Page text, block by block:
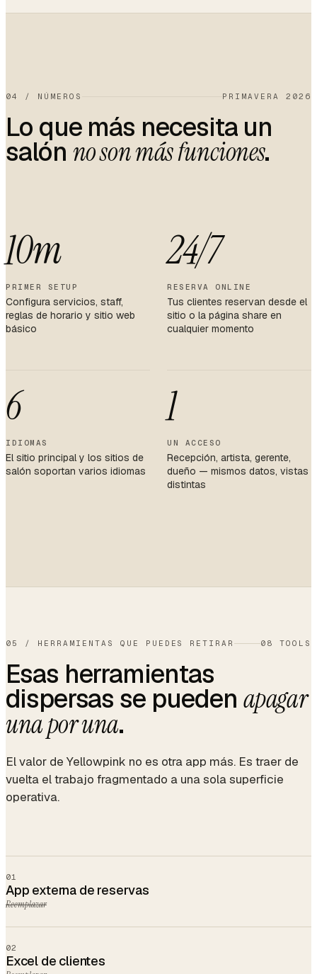
04 / NÚMEROS PRIMAVERA 2026
Lo que más necesita un
salón no son más funciones.
10m
PRIMER SETUP
Configura servicios, staff,
reglas de horario y sitio web
básico
24/7
RESERVA ONLINE
Tus clientes reservan desde el
sitio o la página share en
cualquier momento
6
IDIOMAS
El sitio principal y los sitios de
salón soportan varios idiomas
1
UN ACCESO
Recepción, artista, gerente,
dueño — mismos datos, vistas
distintas
05 / HERRAMIENTAS QUE PUEDES RETIRAR 08 TOOLS
Esas herramientas
dispersas se pueden apagar
una por una.
El valor de Yellowpink no es otra app más. Es traer de
vuelta el trabajo fragmentado a una sola superficie
operativa.
01
App externa de reservas
Reemplazar
02
Excel de clientes